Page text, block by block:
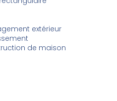
extérieur
de maison